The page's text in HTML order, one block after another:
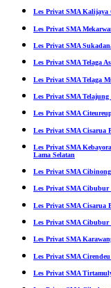
Les Privat SMA Kalijaya
Les Privat SMA
Les Privat SMA
Les Privat SMA Telaga
Les Privat SMA Telaga
Les Privat SMA
Les Privat SMA
Les Privat SMA Cisarua
Les Privat SMA
Lama Selatan
Les Privat SMA
Les Privat SMA Cibubur
Les Privat SMA Cisarua
Les Privat SMA Cibubur
Les Privat SMA
Les Privat SMA
Les Privat SMA